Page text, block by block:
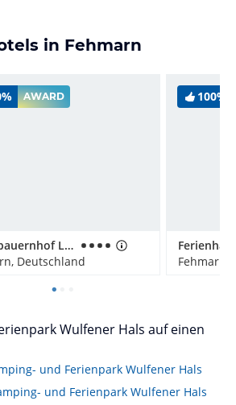
in Fehmarn
AWARD
Ferienbauernhof Liesenberg mit Meerblick
Deutschland
100%
Fehmarn,
Wulfener Hals auf einen
und Ferienpark Wulfener Hals
und Ferienpark Wulfener Hals